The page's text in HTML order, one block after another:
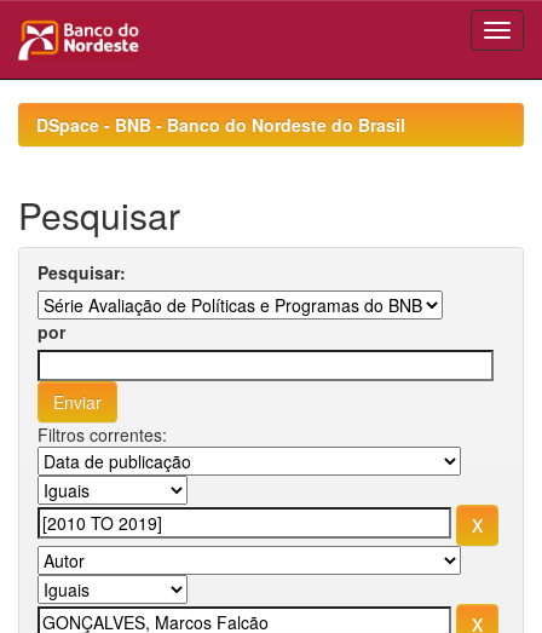
navigationDSpace - BNB - Banco do Nordeste do Brasil
Pesquisar
Pesquisar:
por
Filtros correntes: